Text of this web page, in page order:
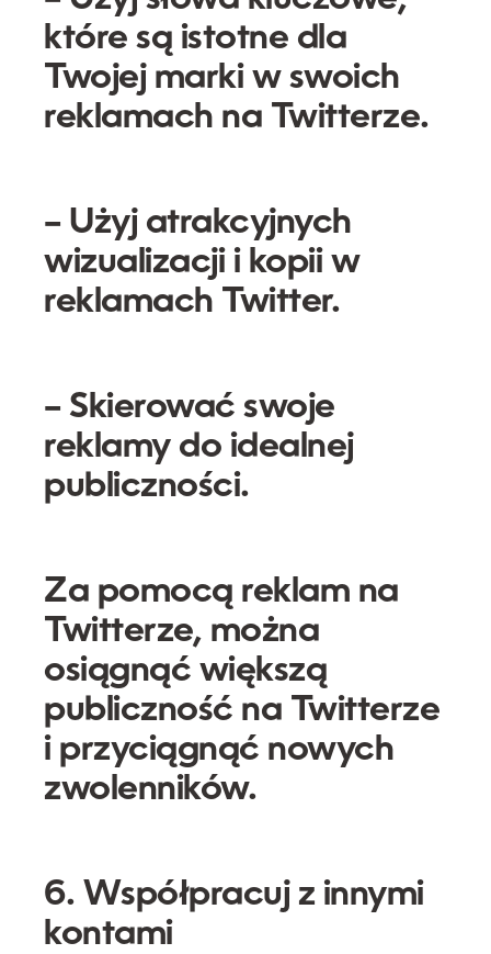
które są istotne dla
Twojej marki w swoich
reklamach na Twitterze.
– Użyj atrakcyjnych
wizualizacji i kopii w
reklamach Twitter.
– Skierować swoje
reklamy do idealnej
publiczności.
Za pomocą reklam na
Twitterze, można
osiągnąć większą
publiczność na Twitterze
i przyciągnąć nowych
zwolenników.
6. Współpracuj z innymi
kontami